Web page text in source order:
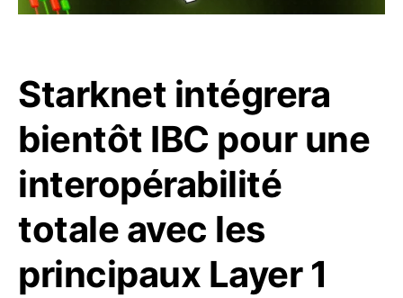
Starknet intégrera
bientôt IBC pour une
interopérabilité
totale avec les
principaux Layer 1